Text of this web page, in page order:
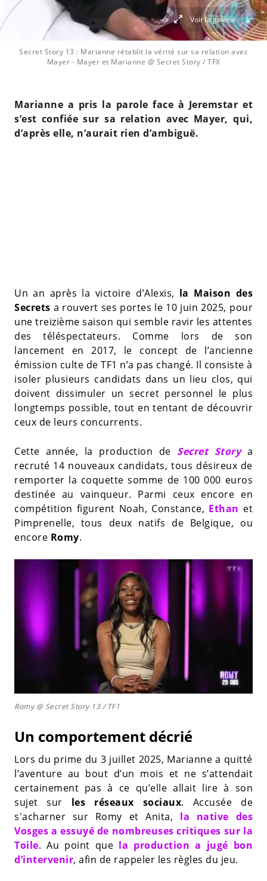
Secret Story 13 : Marianne rétablit la vérité sur sa relation avec
Mayer - Mayer et Marianne @ Secret Story / TFX
Voir la galerie
Marianne a pris la parole face à Jeremstar et
s’est confiée sur sa relation avec Mayer, qui,
d’après elle, n’aurait rien d’ambiguë.
Un an après la victoire d’Alexis, la Maison des
Secrets a rouvert ses portes le 10 juin 2025, pour
une treizième saison qui semble ravir les attentes
des téléspectateurs. Comme lors de son
lancement en 2017, le concept de l’ancienne
émission culte de TF1 n’a pas changé. Il consiste à
isoler plusieurs candidats dans un lieu clos, qui
doivent dissimuler un secret personnel le plus
longtemps possible, tout en tentant de découvrir
ceux de leurs concurrents.
Cette année, la production de Secret Storya
recruté 14 nouveaux candidats, tous désireux de
remporter la coquette somme de 100 000 euros
destinée au vainqueur. Parmi ceux encore en
compétition figurent Noah, Constance, Ethan et
Pimprenelle, tous deux natifs de Belgique, ou
encore Romy.
Romy @ Secret Story 13 / TF1
Un comportement décrié
Lors du prime du 3 juillet 2025, Marianne a quitté
l’aventure au bout d’un mois et ne s’attendait
certainement pas à ce qu’elle allait lire à son
sujet sur les réseaux sociaux. Accusée de
s'acharner sur Romy et Anita, la native des
Vosges a essuyé de nombreuses critiques sur la
Toile. Au point que la production a jugé bon
d’intervenir, afin de rappeler les règles du jeu.